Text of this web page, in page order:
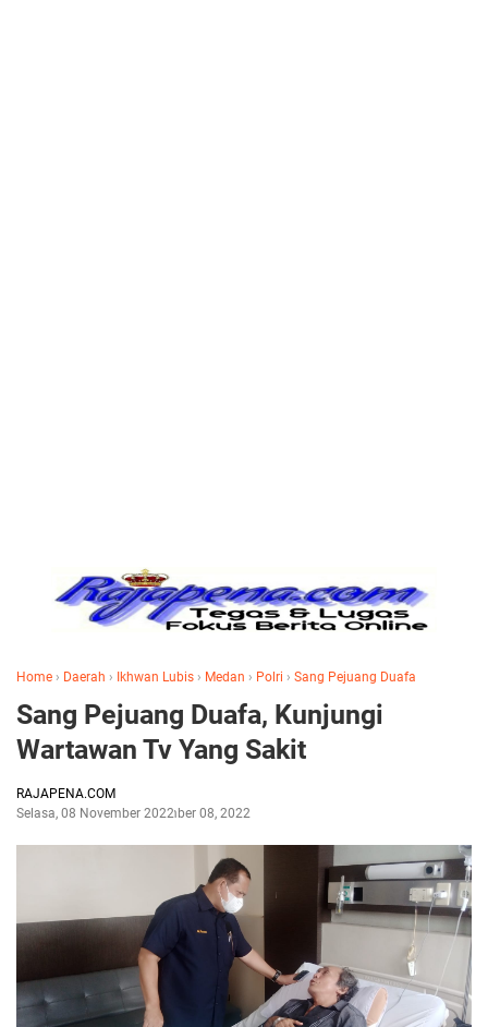
Home › Daerah › Ikhwan Lubis › Medan › Polri › Sang Pejuang Duafa
Sang Pejuang Duafa, Kunjungi
Wartawan Tv Yang Sakit
RAJAPENA.COM
Selasa, 08 November 2022November 08, 2022